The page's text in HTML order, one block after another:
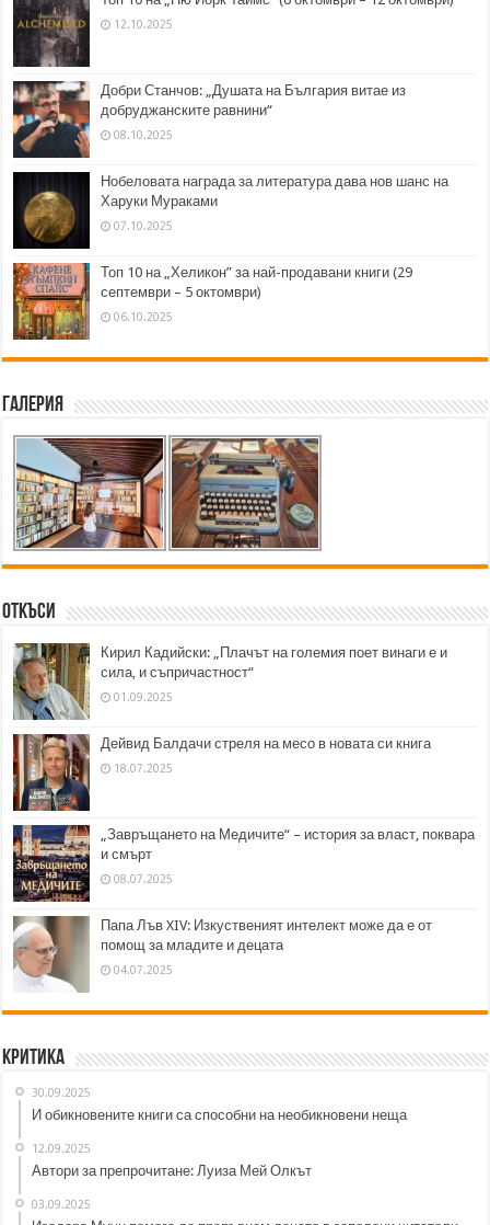
12.10.2025
Добри Станчов: „Душата на България витае из
добруджанските равнини“
08.10.2025
Нобеловата награда за литература дава нов шанс на
Харуки Мураками
07.10.2025
Топ 10 на „Хеликон” за най-продавани книги (29
септември – 5 октомври)
06.10.2025
Галерия
Откъси
Кирил Кадийски: „Плачът на големия поет винаги е и
сила, и съпричастност“
01.09.2025
Дейвид Балдачи стреля на месо в новата си книга
18.07.2025
„Завръщането на Медичите“ – история за власт, поквара
и смърт
08.07.2025
Папа Лъв XIV: Изкуственият интелект може да е от
помощ за младите и децата
04.07.2025
Критика
30.09.2025
И обикновените книги са способни на необикновени неща
12.09.2025
Автори за препрочитане: Луиза Мей Олкът
03.09.2025